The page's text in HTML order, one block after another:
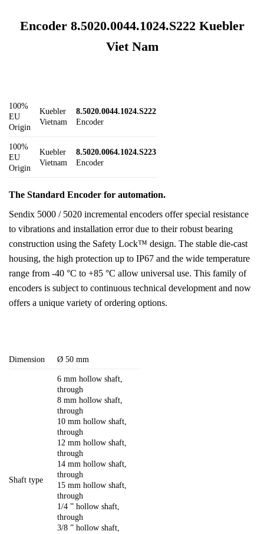
Encoder 8.5020.0044.1024.S222 Kuebler
Viet Nam
100%
EU
Origin
Kuebler
Vietnam
8.5020.0044.1024.S222
Encoder
100%
EU
Origin
Kuebler
Vietnam
8.5020.0064.1024.S223
Encoder
The Standard Encoder for automation.
Sendix 5000 / 5020 incremental encoders offer special resistance
to vibrations and installation error due to their robust bearing
construction using the Safety Lock™ design. The stable die-cast
housing, the high protection up to IP67 and the wide temperature
range from -40 °C to +85 °C allow universal use. This family of
encoders is subject to continuous technical development and now
offers a unique variety of ordering options.
Dimension Ø 50 mm
Shaft type
6 mm hollow shaft,
through
8 mm hollow shaft,
through
10 mm hollow shaft,
through
12 mm hollow shaft,
through
14 mm hollow shaft,
through
15 mm hollow shaft,
through
1/4 ” hollow shaft,
through
3/8 ” hollow shaft,